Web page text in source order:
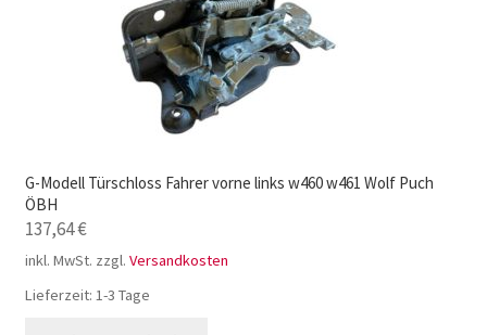
G-Modell Türschloss Fahrer vorne links w460 w461 Wolf Puch
ÖBH
137,64€
inkl. MwSt. zzgl. Versandkosten
Lieferzeit: 1-3 Tage